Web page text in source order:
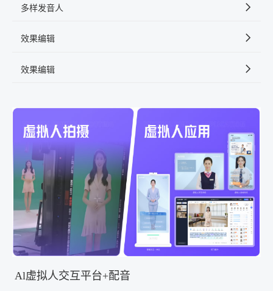
多样发音人
效果编辑
效果编辑
Al虚拟人交互平台+配音